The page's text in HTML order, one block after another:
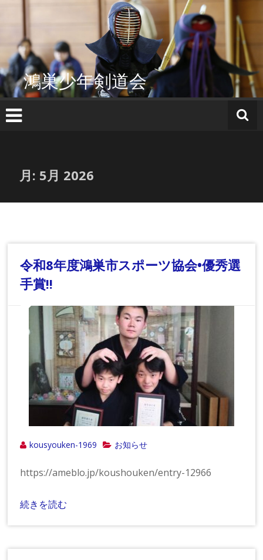
ツ
へ
ス
キ
ッ
鴻巣少年剣道会
月: 5月 2026
令和8年度鴻巣市スポーツ協会•優秀選
手賞!!
kousyouken-1969 お知らせ
https://ameblo.jp/koushouken/entry-12966
続きを読む